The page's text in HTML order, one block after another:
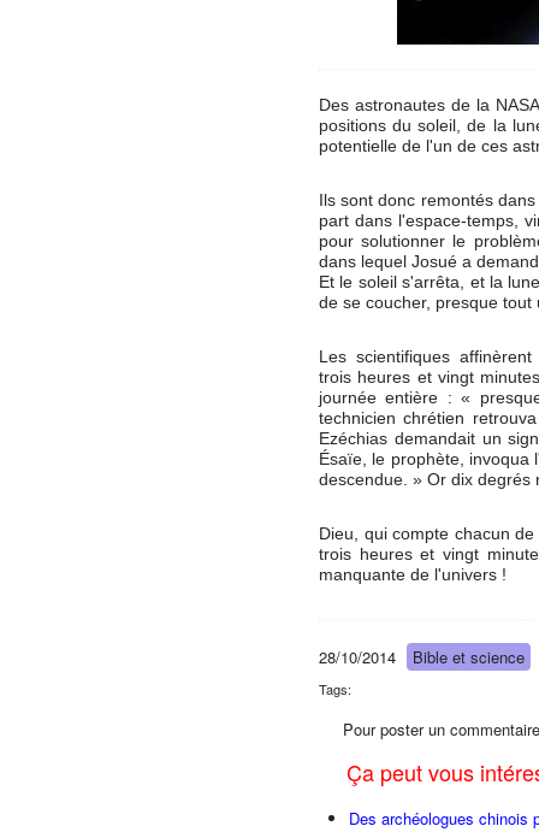
Des astronautes de la
positions du soleil, de la
potentielle de l'un de ces
Ils sont donc remontés
part dans l'espace-temps,
pour solutionner le
dans lequel Josué a
Et le soleil s'arrêta, et la
de se coucher, presque tout
Les scientifiques
trois heures et vingt
journée entière : «
technicien chrétien
Ezéchias demandait un
Ésaïe, le prophète, invoqua
descendue. » Or dix degrés
Dieu, qui compte chacun
trois heures et vingt
manquante de l'univers !
28/10/2014 Bible et science
Tags:
Pour poster un
Ça peut vous
Des archéologues chinois